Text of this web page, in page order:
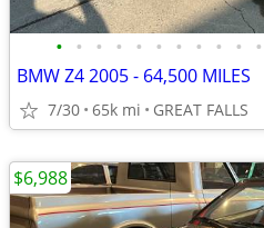
• • • • • • • • • • •
BMW Z4 2005 - 64,500 MILES
7/30 65k mi GREAT FALLS
$6,988